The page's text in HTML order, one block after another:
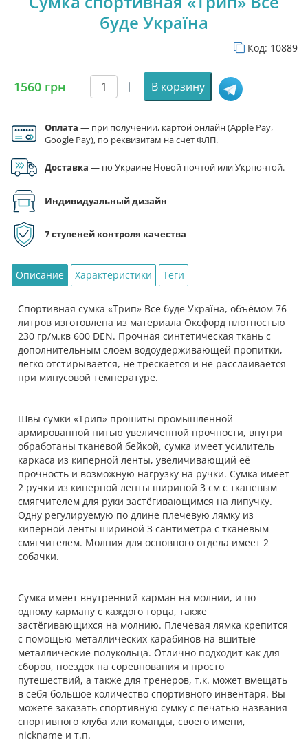
буде Україна
Код: 10889
1560 грн
Количество
Сумка
спортивная
Все
Україна
В корзину
Оплата — при получении, картой онлайн (Apple Pay,
Google Pay), по реквизитам на счет ФЛП.
Доставка — по Украине Новой почтой или Укрпочтой.
Индивидуальный дизайн
7 ступеней контроля качества
Описание Характеристики Теги
Спортивная сумка «Трип» Все буде Україна, объёмом 76
литров изготовлена из материала Оксфорд плотностью
230 гр/м.кв 600 DEN. Прочная синтетическая ткань с
дополнительным слоем водоудерживающей пропитки,
легко отстирывается, не трескается и не расслаивается
при минусовой температуре.
Швы сумки «Трип» прошиты промышленной
армированной нитью увеличенной прочности, внутри
обработаны тканевой бейкой, сумка имеет усилитель
каркаса из киперной ленты, увеличивающий её
прочность и возможную нагрузку на ручки. Сумка имеет
2 ручки из киперной ленты шириной 3 см с тканевым
смягчителем для руки застёгивающимся на липучку.
Одну регулируемую по длине плечевую лямку из
киперной ленты шириной 3 сантиметра с тканевым
смягчителем. Молния для основного отдела имеет 2
собачки.
Сумка имеет внутренний карман на молнии, и по
одному карману с каждого торца, также
застёгивающихся на молнию. Плечевая лямка крепится
с помощью металлических карабинов на вшитые
металлические полукольца. Отлично подходит как для
сборов, поездок на соревнования и просто
путешествий, а также для тренеров, т.к. может вмещать
в себя большое количество спортивного инвентаря. Вы
можете заказать спортивную сумку с печатью названия
спортивного клуба или команды, своего имени,
nickname и т.п.